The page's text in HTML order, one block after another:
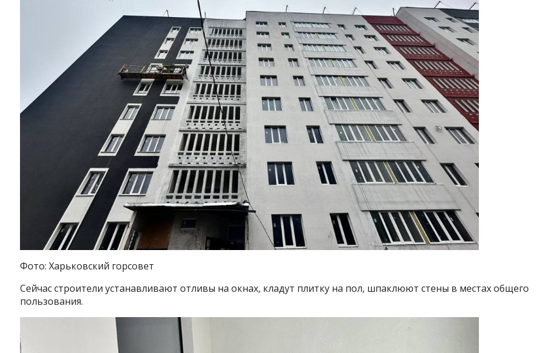
Фото: Харьковский горсовет
Сейчас строители устанавливают отливы на окнах, кладут плитку на пол, шпаклюют стены в местах общего
пользования.